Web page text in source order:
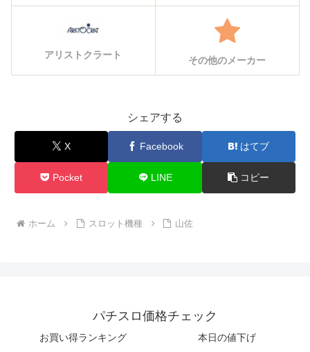
アリストクラート その他のメーカー
シェアする
X Facebook はてブ
Pocket LINE コピー
ホーム スロット機種 山佐
パチスロ価格チェック
お買い得ランキング
本日の値下げ